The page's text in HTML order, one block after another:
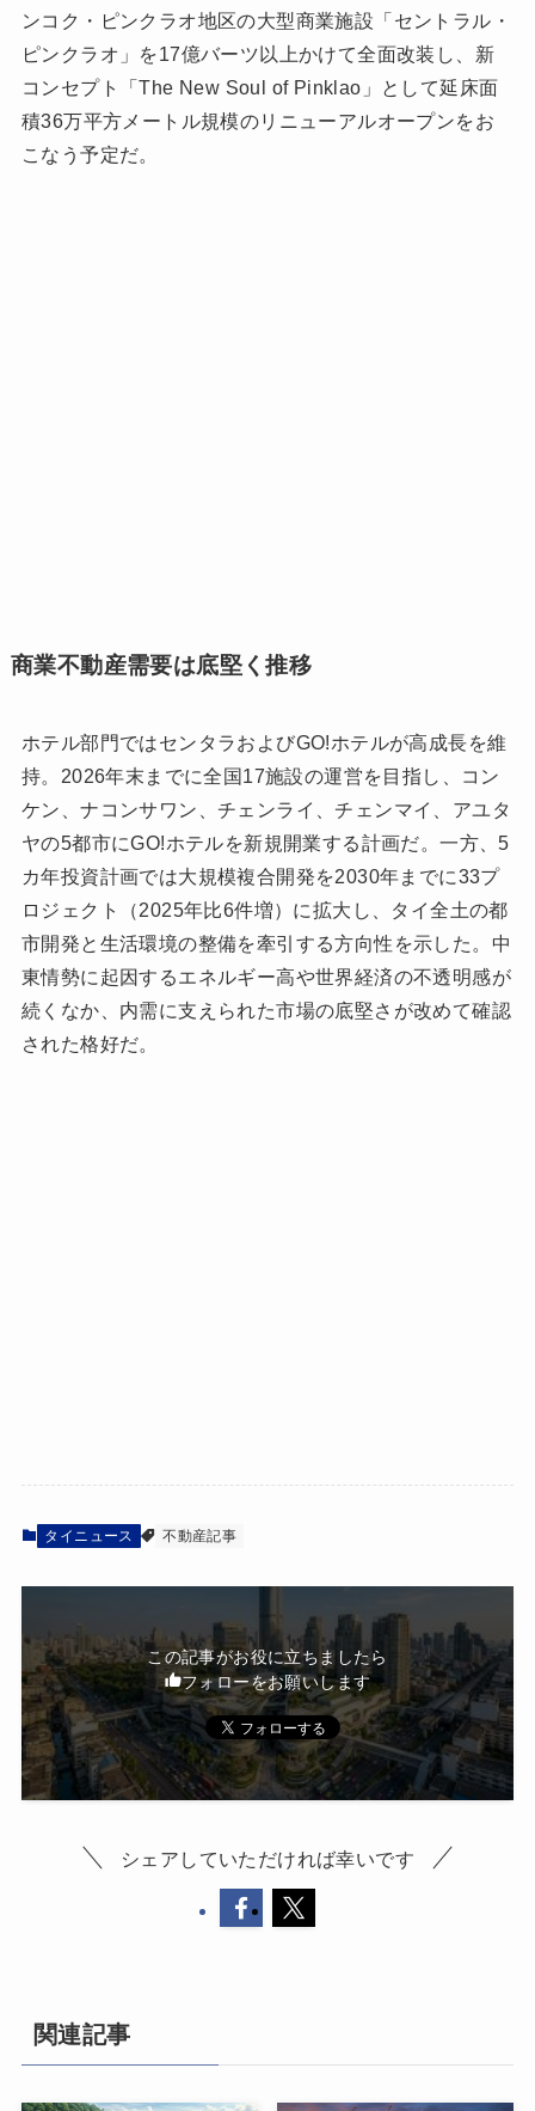
ンコク・ピンクラオ地区の大型商業施設「セントラル・
ピンクラオ」を17億バーツ以上かけて全面改装し、新
コンセプト「The New Soul of Pinklao」として延床面
積36万平方メートル規模のリニューアルオープンをお
こなう予定だ。
商業不動産需要は底堅く推移
ホテル部門ではセンタラおよびGO!ホテルが高成長を維
持。2026年末までに全国17施設の運営を目指し、コン
ケン、ナコンサワン、チェンライ、チェンマイ、アユタ
ヤの5都市にGO!ホテルを新規開業する計画だ。一方、5
カ年投資計画では大規模複合開発を2030年までに33プ
ロジェクト（2025年比6件増）に拡大し、タイ全土の都
市開発と生活環境の整備を牽引する方向性を示した。中
東情勢に起因するエネルギー高や世界経済の不透明感が
続くなか、内需に支えられた市場の底堅さが改めて確認
された格好だ。
タイニュース 不動産記事
この記事がお役に立ちましたら
フォローをお願いします
シェアしていただければ幸いです
関連記事